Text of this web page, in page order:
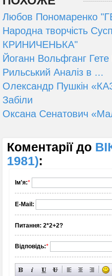
Любов Пономаренко
Народна творчість
КРИНИЧЕНЬКА"
Йоганн Вольфганг
Рильський Аналіз в ...
Олександр Пушкін
Забіли
Оксана Сенатович
Коментарії до
1981):
Ім'я:*
E-Mail:
Питання: 2*2+2?
Відповідь:*